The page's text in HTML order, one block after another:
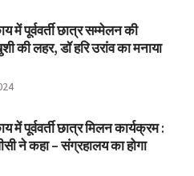
में पूर्ववर्ती छात्र सम्मेलन की
की लहर, डॉ हरि उरांव का मनाया
पूर्ववर्ती छात्र मिलन कार्यक्रम :
ने कहा – संग्रहालय का होगा